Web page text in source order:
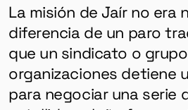
La misión de Jaír no era
diferencia de un paro
que un sindicato o
organizaciones detiene
para negociar una serie